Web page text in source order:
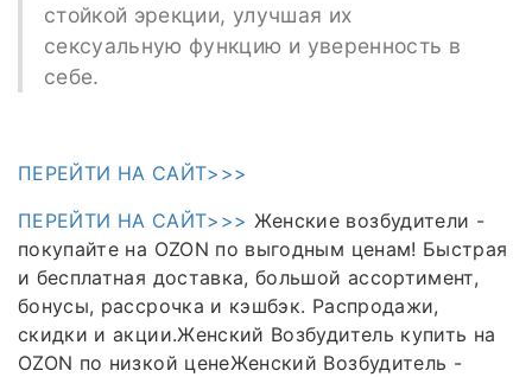
стойкой эрекции, улучшая их
сексуальную функцию и уверенность в
себе.
ПЕРЕЙТИ НА САЙТ>>>
ПЕРЕЙТИ НА САЙТ>>> Женские возбудители -
покупайте на OZON по выгодным ценам! Быстрая
и бесплатная доставка, большой ассортимент,
бонусы, рассрочка и кэшбэк. Распродажи,
скидки и акции.Женский Возбудитель купить на
OZON по низкой ценеЖенский Возбудитель -